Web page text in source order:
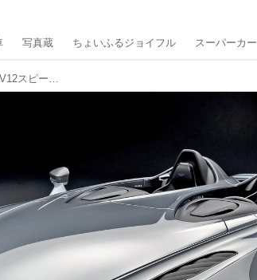
写真蔵 ちょいふるジョイフル スーパーカー
【スーパーカー年代記 130】アストンマーティン V12スピードスターは世界限定88台のピュアなロードスター